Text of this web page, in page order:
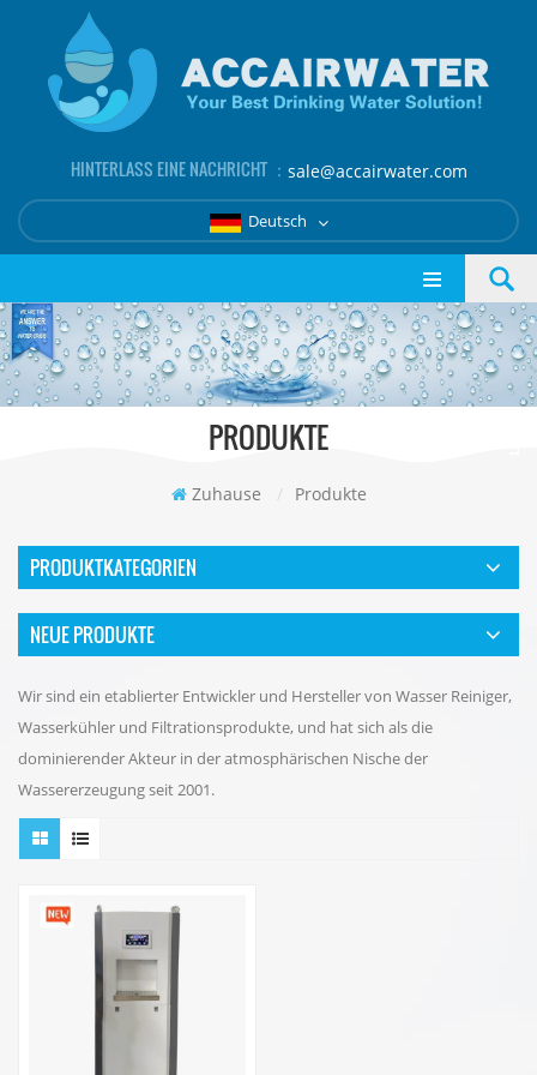
HINTERLASS EINE NACHRICHT ： sale@accairwater.com
Deutsch
PRODUKTE
Zuhause / Produkte
PRODUKTKATEGORIEN
NEUE PRODUKTE
Wir sind ein etablierter Entwickler und Hersteller von Wasser Reiniger,
Wasserkühler und Filtrationsprodukte, und hat sich als die
dominierender Akteur in der atmosphärischen Nische der
Wassererzeugung seit 2001.